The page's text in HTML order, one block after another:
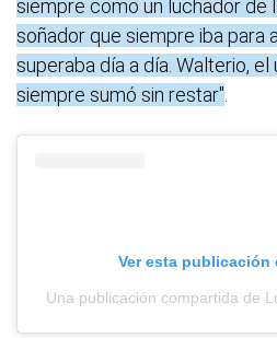
siempre como un luchador de
soñador que siempre iba para
superaba día a día. Walterio,
siempre sumó sin restar"
Ver esta publicación
Una publicación compartida de